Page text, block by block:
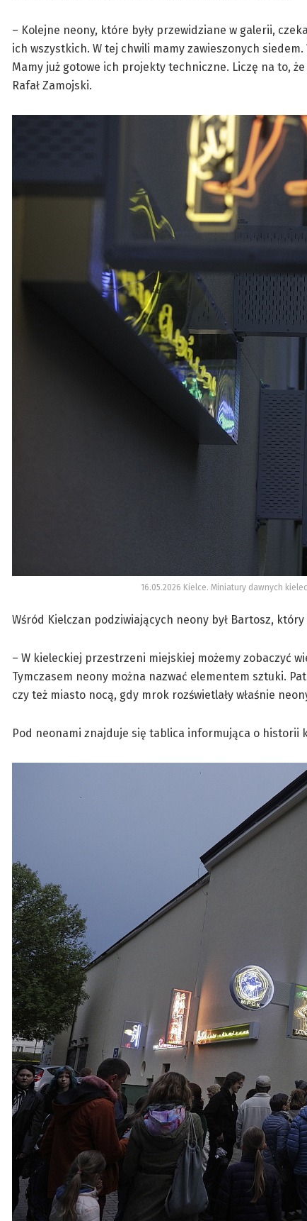
– Kolejne neony, które były przewidziane w galerii,
ich wszystkich. W tej chwili mamy zawieszonych
Mamy już gotowe ich projekty techniczne. Liczę na to,
Rafał Zamojski.
16.05.2026 Kielce. Miniatury dawnych
Wśród Kielczan podziwiających neony był Bartosz,
– W kieleckiej przestrzeni miejskiej możemy zobaczyć
Tymczasem neony można nazwać elementem sztuki.
czy też miasto nocą, gdy mrok rozświetlały właśnie
Pod neonami znajduje się tablica informująca o historii